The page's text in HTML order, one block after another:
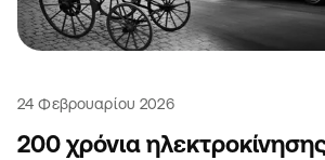
24 Φεβρουαρίου 2026
200 χρόνια